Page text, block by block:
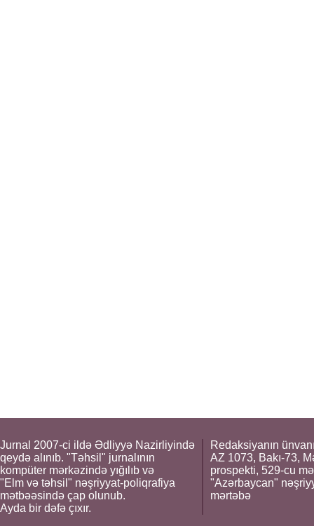
Jurnal 2007-ci ildə Ədliyyə Nazirliyində
qeydə alınıb. "Təhsil" jurnalının
kompüter mərkəzində yığılıb və
"Elm və təhsil" nəşriyyat-poliqrafiya
mətbəəsində çap olunub.
Ayda bir dəfə çıxır.
Redaksiyanın
AZ 1073, Bakı-73,
prospekti, 529-cu
"Azərbaycan"
mərtəbə